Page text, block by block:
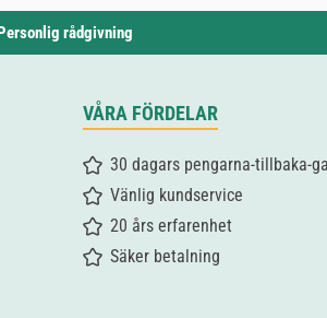
rådgivning
VÅRA FÖRDELAR
30 dagars pengarna-tillbaka-
Vänlig kundservice
20 års erfarenhet
Säker betalning